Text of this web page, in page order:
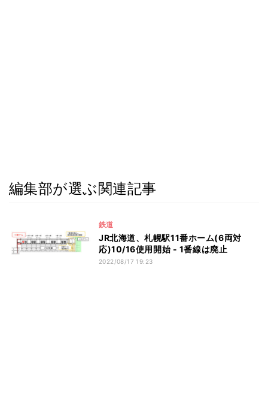
編集部が選ぶ関連記事
鉄道
JR北海道、札幌駅11番ホーム(6両対
応)10/16使用開始 - 1番線は廃止
2022/08/17 19:23